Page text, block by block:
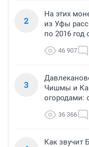
2
На этих
из Уфы
по 2016
46 907
3
Чишмы и
огородами:
36 366
Как звучит